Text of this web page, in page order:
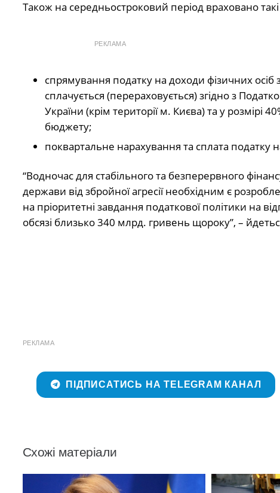
Також на середньостроковий період враховано
РЕКЛАМА
спрямування податку на доходи фізичних
сплачується (перераховується) згідно з
України (крім території м. Києва) та у розмірі
бюджету;
поквартальне нарахування та сплата податку
“Водночас для стабільного та безперервного
держави від збройної агресії необхідним є
на пріоритетні завдання податкової політики на
обсязі близько 340 млрд. гривень щороку”, –
РЕКЛАМА
ПІДПИСАТИСЬ НА TELEGRAM КАНАЛ
Схожі матеріали